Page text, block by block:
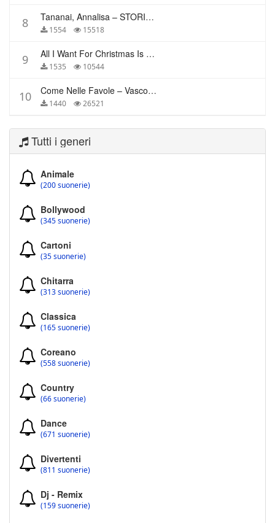
8 Tananai, Annalisa – STORIE BREVI
1554 15518
9 All I Want For Christmas Is You – Mariah Carey
1535 10544
10 Come Nelle Favole – Vasco Rossi
1440 26521
Tutti i generi
Animale
(200 suonerie)
Bollywood
(345 suonerie)
Cartoni
(35 suonerie)
Chitarra
(313 suonerie)
Classica
(165 suonerie)
Coreano
(558 suonerie)
Country
(66 suonerie)
Dance
(671 suonerie)
Divertenti
(811 suonerie)
Dj - Remix
(159 suonerie)